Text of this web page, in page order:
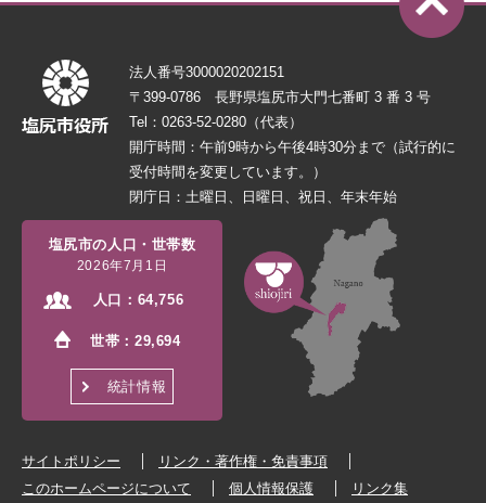
法人番号3000020202151
〒399-0786 長野県塩尻市大門七番町 3 番 3 号
Tel：0263-52-0280（代表）
開庁時間：午前9時から午後4時30分まで（試行的に
受付時間を変更しています。）
閉庁日：土曜日、日曜日、祝日、年末年始
塩尻市の人口・世帯数
2026年7月1日
人口： 64,756
世帯：29,694
統計情報
サイトポリシー
リンク・著作権・免責事項
このホームページについて
個人情報保護 リンク集